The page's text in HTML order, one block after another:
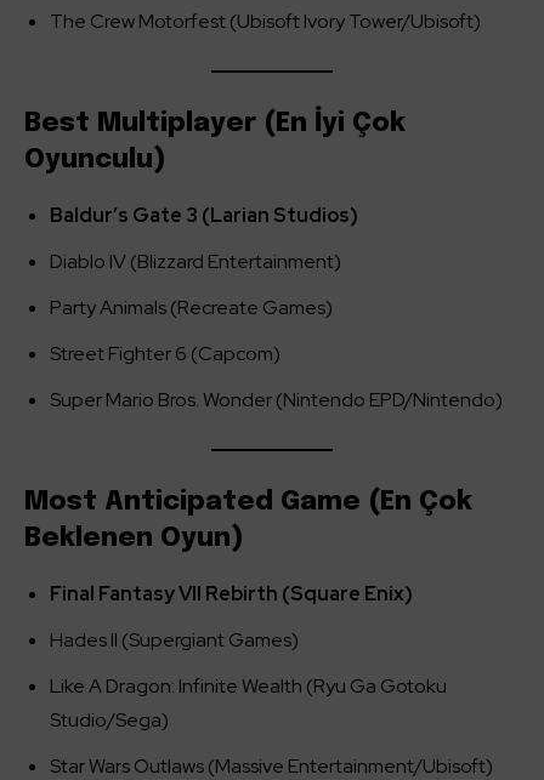
The Crew Motorfest (Ubisoft Ivory Tower/Ubisoft)
Best Multiplayer (En İyi Çok
Oyunculu)
Baldur’s Gate 3 (Larian Studios)
Diablo IV (Blizzard Entertainment)
Party Animals (Recreate Games)
Street Fighter 6 (Capcom)
Super Mario Bros. Wonder (Nintendo EPD/Nintendo)
Most Anticipated Game (En Çok
Beklenen Oyun)
Final Fantasy VII Rebirth (Square Enix)
Hades II (Supergiant Games)
Like A Dragon: Infinite Wealth (Ryu Ga Gotoku
Studio/Sega)
Star Wars Outlaws (Massive Entertainment/Ubisoft)